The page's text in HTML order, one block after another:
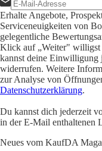
Erhalte Angebote,
Serviceneuigkeiten von
gelegentliche
Klick auf „Weiter" willigst
kannst deine Einwilligung
widerrufen. Weitere
zur Analyse von
Datenschutzerklärung.
Du kannst dich jederzeit
in der E-Mail enthaltenen
Neues vom KaufDA